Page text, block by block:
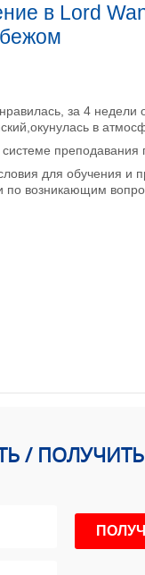
в Lord
за 4 недели
в
для обучения и
по возникающим
/